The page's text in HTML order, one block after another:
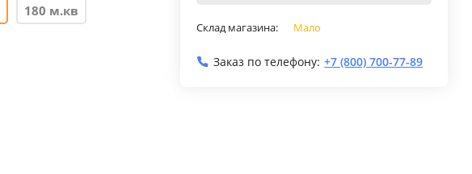
180 м.кв
Склад магазина: Мало
Заказ по телефону: +7 (800) 700-77-89